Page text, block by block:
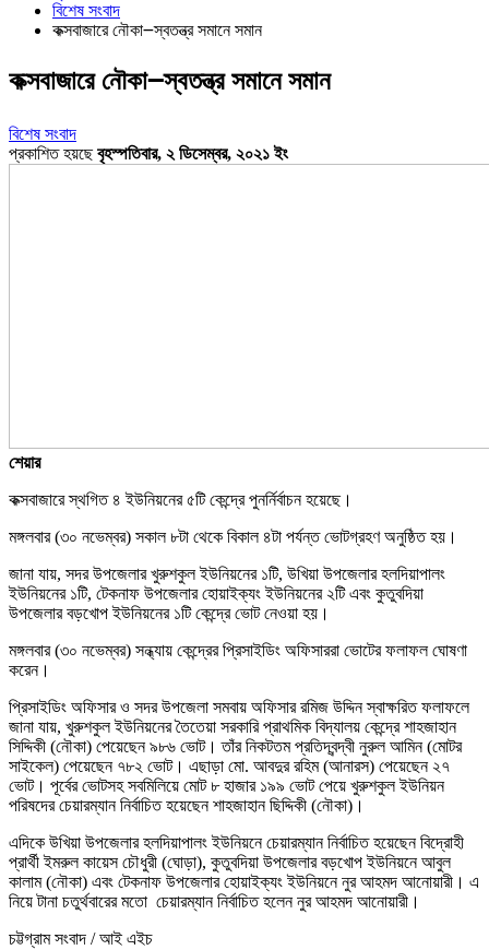
বিশেষ সংবাদ
কক্সবাজারে নৌকা౼স্বতন্ত্র সমানে সমান
কক্সবাজারে নৌকা౼স্বতন্ত্র সমানে সমান
বিশেষ সংবাদ
প্রকাশিত হয়ছেবৃহস্পতিবার, ২ ডিসেম্বর, ২০২১ ইং
শেয়ার
কক্সবাজারে স্থগিত ৪ ইউনিয়নের ৫টি কেন্দ্রে পুনর্নির্বাচন হয়েছে।
মঙ্গলবার (৩০ নভেম্বর) সকাল ৮টা থেকে বিকাল ৪টা পর্যন্ত ভোটগ্রহণ অনুষ্ঠিত হয়।
জানা যায়, সদর উপজেলার খুরুশকুল ইউনিয়নের ১টি, উখিয়া উপজেলার হলদিয়াপালং
ইউনিয়নের ১টি, টেকনাফ উপজেলার হোয়াইক্যং ইউনিয়নের ২টি এবং কুতুবদিয়া
উপজেলার বড়খোপ ইউনিয়নের ১টি কেন্দ্রে ভোট নেওয়া হয়।
মঙ্গলবার (৩০ নভেম্বর) সন্ধ্যায় কেন্দ্রের প্রিসাইডিং অফিসাররা ভোটের ফলাফল ঘোষণা
করেন।
প্রিসাইডিং অফিসার ও সদর উপজেলা সমবায় অফিসার রমিজ উদ্দিন স্বাক্ষরিত ফলাফলে
জানা যায়, খুরুশকুল ইউনিয়নের তৈতেয়া সরকারি প্রাথমিক বিদ্যালয় কেন্দ্রে শাহজাহান
সিদ্দিকী (নৌকা) পেয়েছেন ৯৮৬ ভোট। তাঁর নিকটতম প্রতিদ্বন্দ্বী নুরুল আমিন (মোটর
সাইকেল) পেয়েছেন ৭৮২ ভোট। এছাড়া মো. আবদুর রহিম (আনারস) পেয়েছেন ২৭
ভোট। পূর্বের ভোটসহ সবমিলিয়ে মোট ৮ হাজার ১৯৯ ভোট পেয়ে খুরুশকুল ইউনিয়ন
পরিষদের চেয়ারম্যান নির্বাচিত হয়েছেন শাহজাহান ছিদ্দিকী (নৌকা)।
এদিকে উখিয়া উপজেলার হলদিয়াপালং ইউনিয়নে চেয়ারম্যান নির্বাচিত হয়েছেন বিদ্রোহী
প্রার্থী ইমরুল কায়েস চৌধুরী (ঘোড়া), কুতুবদিয়া উপজেলার বড়খোপ ইউনিয়নে আবুল
কালাম (নৌকা) এবং টেকনাফ উপজেলার হোয়াইক্যং ইউনিয়নে নুর আহমদ আনোয়ারী। এ
নিয়ে টানা চতুর্থবারের মতো চেয়ারম্যান নির্বাচিত হলেন নুর আহমদ আনোয়ারী।
চট্টগ্রাম সংবাদ / আই এইচ